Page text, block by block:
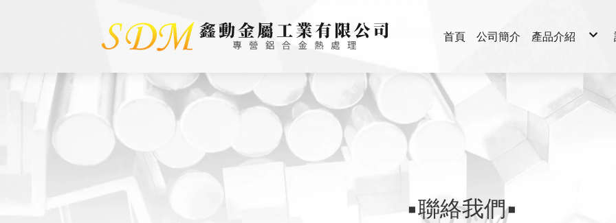
首頁 公司簡介 產品介紹
▪聯絡我們▪